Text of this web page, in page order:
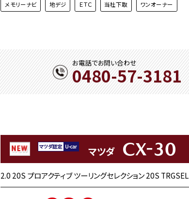
メモリーナビ 地デジ ＥＴＣ 当社下取 ワンオーナー
お電話でお問い合わせ
0480-57-3181
マツダ CX-30
2.0 20S プロアクティブ ツーリングセレクション 20S TRGSEL